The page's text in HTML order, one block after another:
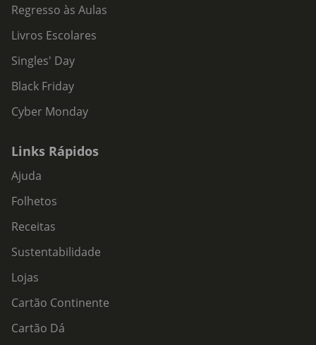
Regresso às Aulas
Livros Escolares
Singles' Day
Black Friday
Cyber Monday
Links Rápidos
Ajuda
Folhetos
Receitas
Sustentabilidade
Lojas
Cartão Continente
Cartão Dá